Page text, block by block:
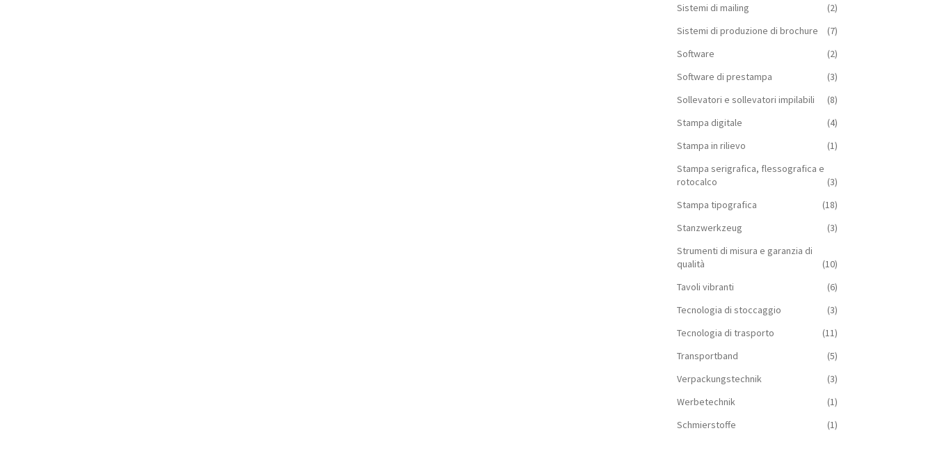
Sistemi di mailing
(2)
Sistemi di produzione di brochure
(7)
Software
(2)
Software di prestampa
(3)
Sollevatori e sollevatori impilabili
(8)
Stampa digitale
(4)
Stampa in rilievo
(1)
Stampa serigrafica, flessografica e
rotocalco
(3)
Stampa tipografica
(18)
Stanzwerkzeug
(3)
Strumenti di misura e garanzia di
qualità
(10)
Tavoli vibranti
(6)
Tecnologia di stoccaggio
(3)
Tecnologia di trasporto
(11)
Transportband
(5)
Verpackungstechnik
(3)
Werbetechnik
(1)
Schmierstoffe
(1)